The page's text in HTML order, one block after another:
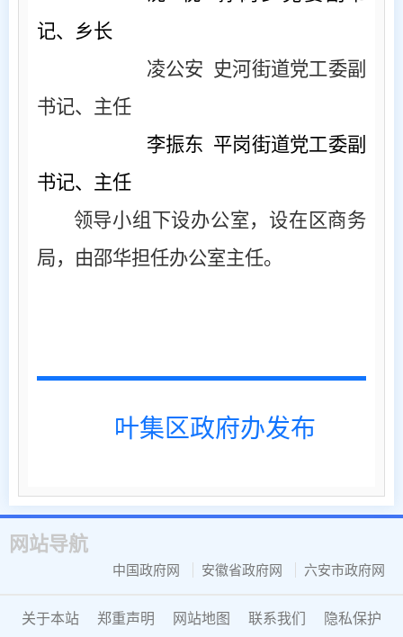
记、乡长
凌公安 史河街道党工委副
书记、主任
李振东 平岗街道党工委副
书记、主任
领导小组下设办公室，设在区商务
局，由邵华担任办公室主任。
叶集区政府办发布
网站导航
中国政府网 安徽省政府网 六安市政府网
关于本站 郑重声明 网站地图 联系我们 隐私保护